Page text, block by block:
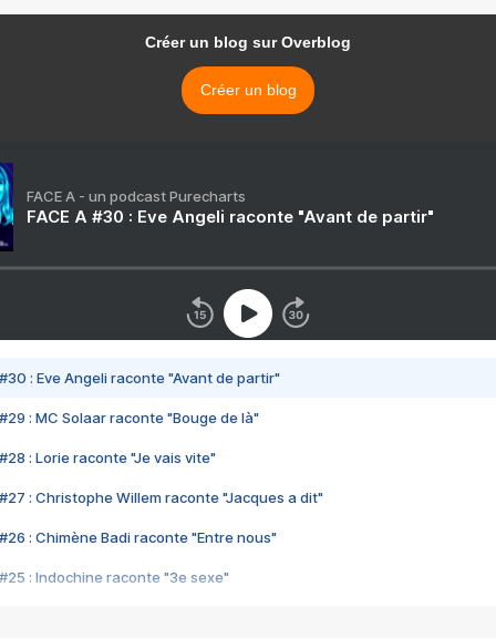
Créer un blog sur Overblog
Créer un blog
FACE A - un podcast Purecharts
FACE A #30 : Eve Angeli raconte "Avant de partir"
#30 : Eve Angeli raconte "Avant de partir"
#29 : MC Solaar raconte "Bouge de là"
#28 : Lorie raconte "Je vais vite"
#27 : Christophe Willem raconte "Jacques a dit"
#26 : Chimène Badi raconte "Entre nous"
#25 : Indochine raconte "3e sexe"